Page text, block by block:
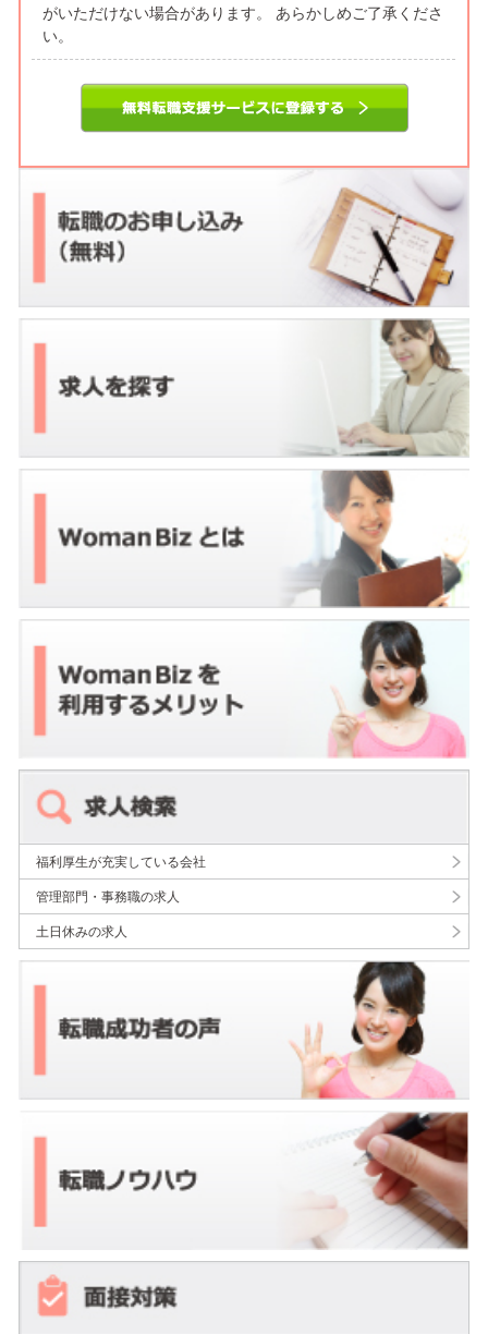
がいただけない場合があります。 あらかしめご了承くださ
い。
福利厚生が充実している会社
管理部門・事務職の求人
土日休みの求人